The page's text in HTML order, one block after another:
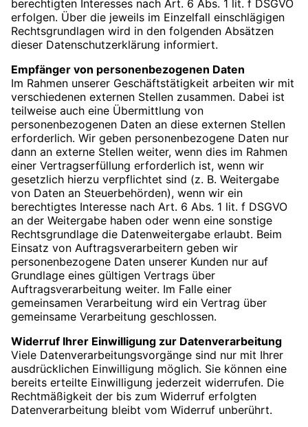
berechtigten Interesses nach Art. 6 Abs. 1 lit. f DSGVO
erfolgen. Über die jeweils im Einzelfall einschlägigen
Rechtsgrundlagen wird in den folgenden Absätzen
dieser Datenschutzerklärung informiert.
Empfänger von personenbezogenen Daten
Im Rahmen unserer Geschäftstätigkeit arbeiten wir mit
verschiedenen externen Stellen zusammen. Dabei ist
teilweise auch eine Übermittlung von
personenbezogenen Daten an diese externen Stellen
erforderlich. Wir geben personenbezogene Daten nur
dann an externe Stellen weiter, wenn dies im Rahmen
einer Vertragserfüllung erforderlich ist, wenn wir
gesetzlich hierzu verpflichtet sind (z. B. Weitergabe
von Daten an Steuerbehörden), wenn wir ein
berechtigtes Interesse nach Art. 6 Abs. 1 lit. f DSGVO
an der Weitergabe haben oder wenn eine sonstige
Rechtsgrundlage die Datenweitergabe erlaubt. Beim
Einsatz von Auftragsverarbeitern geben wir
personenbezogene Daten unserer Kunden nur auf
Grundlage eines gültigen Vertrags über
Auftragsverarbeitung weiter. Im Falle einer
gemeinsamen Verarbeitung wird ein Vertrag über
gemeinsame Verarbeitung geschlossen.
Widerruf Ihrer Einwilligung zur Datenverarbeitung
Viele Datenverarbeitungsvorgänge sind nur mit Ihrer
ausdrücklichen Einwilligung möglich. Sie können eine
bereits erteilte Einwilligung jederzeit widerrufen. Die
Rechtmäßigkeit der bis zum Widerruf erfolgten
Datenverarbeitung bleibt vom Widerruf unberührt.